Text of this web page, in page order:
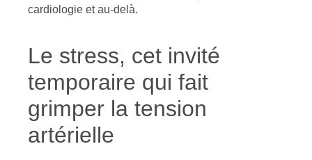
cardiologie et au-delà.
Le stress, cet invité
temporaire qui fait
grimper la tension
artérielle